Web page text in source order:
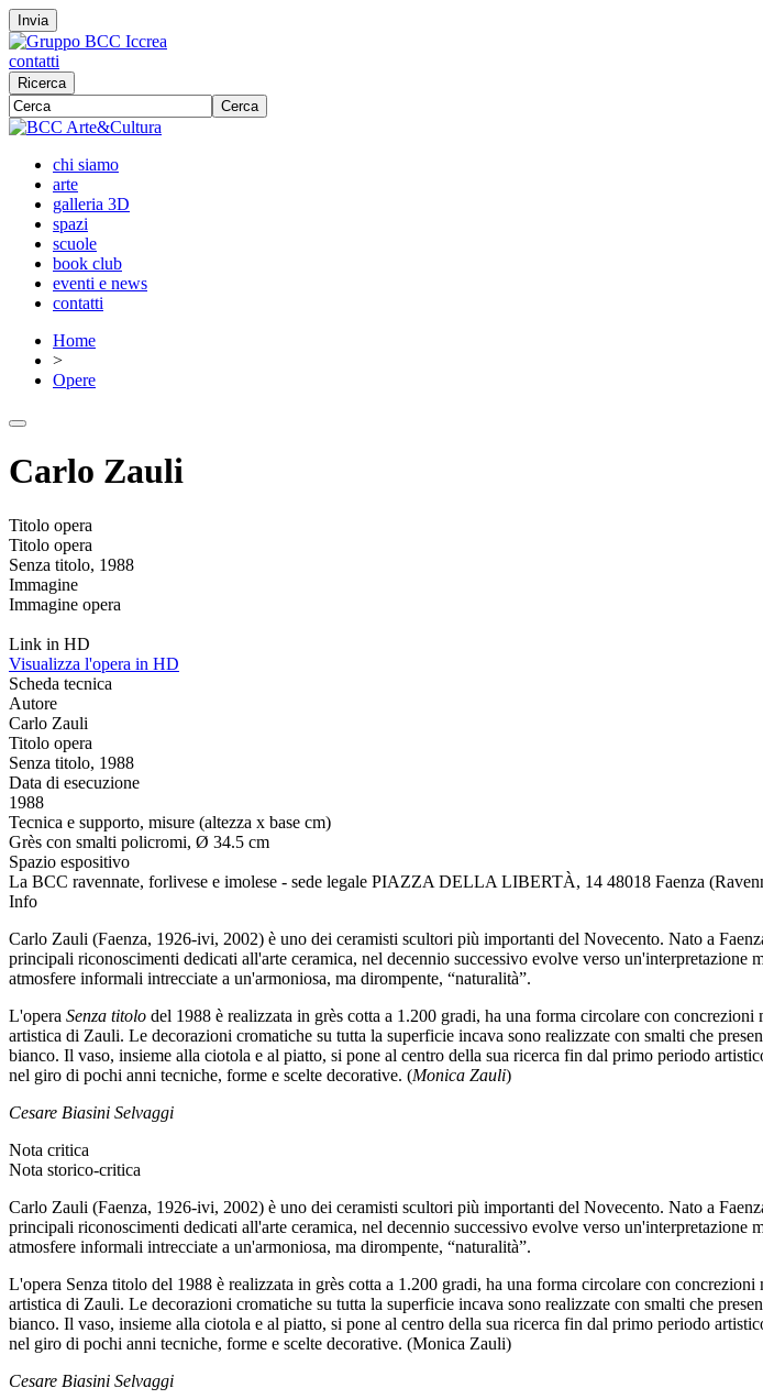
Invia
contatti
Ricerca
Cerca
chi siamo
arte
galleria 3D
spazi
scuole
book club
eventi e news
contatti
Home
>
Opere
Carlo Zauli
Titolo opera
Titolo opera
Senza titolo, 1988
Immagine
Immagine opera
Link in HD
Visualizza l'opera in HD
Scheda tecnica
Autore
Carlo Zauli
Titolo opera
Senza titolo, 1988
Data di esecuzione
1988
Tecnica e supporto, misure (altezza x base cm)
Grès con smalti policromi, Ø 34.5 cm
Spazio espositivo
La BCC ravennate, forlivese e imolese - sede legale PIAZZA DELLA LIBERTÀ, 14 48018 Faenza
Info
Carlo Zauli (Faenza, 1926-ivi, 2002) è uno dei ceramisti scultori più importanti del Novecento. Nato a
principali riconoscimenti dedicati all'arte ceramica, nel decennio successivo evolve verso
atmosfere informali intrecciate a un'armoniosa, ma dirompente, “naturalità”.
L'opera Senza titolo del 1988 è realizzata in grès cotta a 1.200 gradi, ha una forma circolare con
artistica di Zauli. Le decorazioni cromatiche su tutta la superficie incava sono realizzate con smalti che
bianco. Il vaso, insieme alla ciotola e al piatto, si pone al centro della sua ricerca fin dal primo periodo
nel giro di pochi anni tecniche, forme e scelte decorative. (Monica Zauli)
Cesare Biasini Selvaggi
Nota critica
Nota storico-critica
Carlo Zauli (Faenza, 1926-ivi, 2002) è uno dei ceramisti scultori più importanti del Novecento. Nato a
principali riconoscimenti dedicati all'arte ceramica, nel decennio successivo evolve verso
atmosfere informali intrecciate a un'armoniosa, ma dirompente, “naturalità”.
L'opera Senza titolo del 1988 è realizzata in grès cotta a 1.200 gradi, ha una forma circolare con
artistica di Zauli. Le decorazioni cromatiche su tutta la superficie incava sono realizzate con smalti che
bianco. Il vaso, insieme alla ciotola e al piatto, si pone al centro della sua ricerca fin dal primo periodo
nel giro di pochi anni tecniche, forme e scelte decorative. (Monica Zauli)
Cesare Biasini Selvaggi